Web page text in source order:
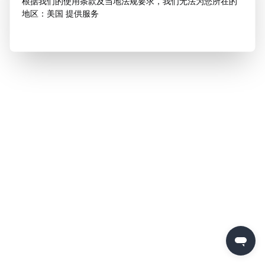
地区：美国 提供服务